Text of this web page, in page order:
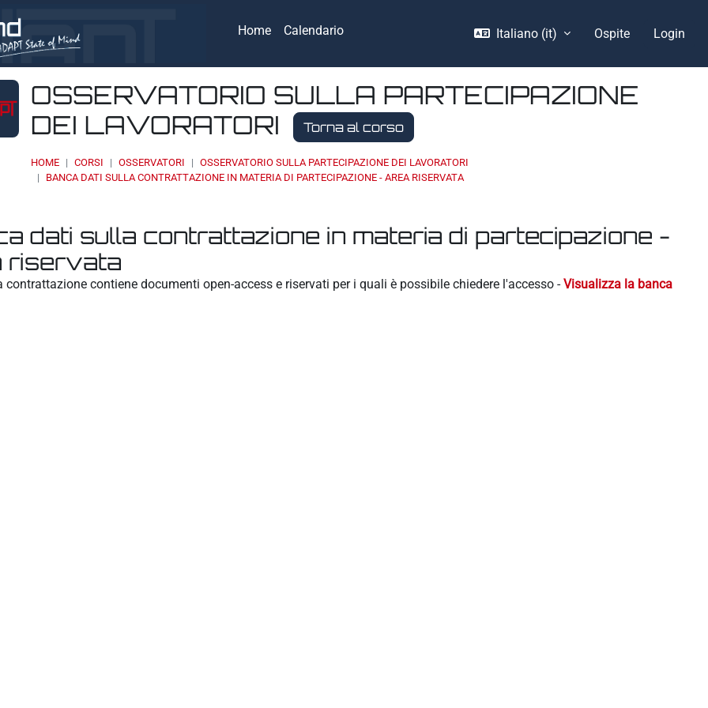
Home
Calendario Italiano ‎(it)‎ Ospite Login
OSSERVATORIO SULLA PARTECIPAZIONE
DEI LAVORATORI
Torna al corso
HOME CORSI OSSERVATORI
OSSERVATORIO SULLA PARTECIPAZIONE DEI LAVORATORI
BANCA DATI SULLA CONTRATTAZIONE IN MATERIA DI PARTECIPAZIONE - AREA RISERVATA
della sezione
dati sulla contrattazione in materia di partecipazione -
riservata
contrattazione contiene documenti open-access e riservati per i quali è possibile chiedere l'accesso -Visualizza la banca